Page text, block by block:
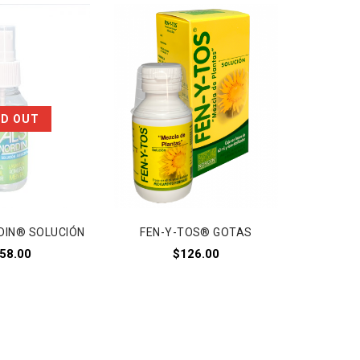
OUT
SOLUCIÓN FEN-Y-TOS® GOTAS
$126.00